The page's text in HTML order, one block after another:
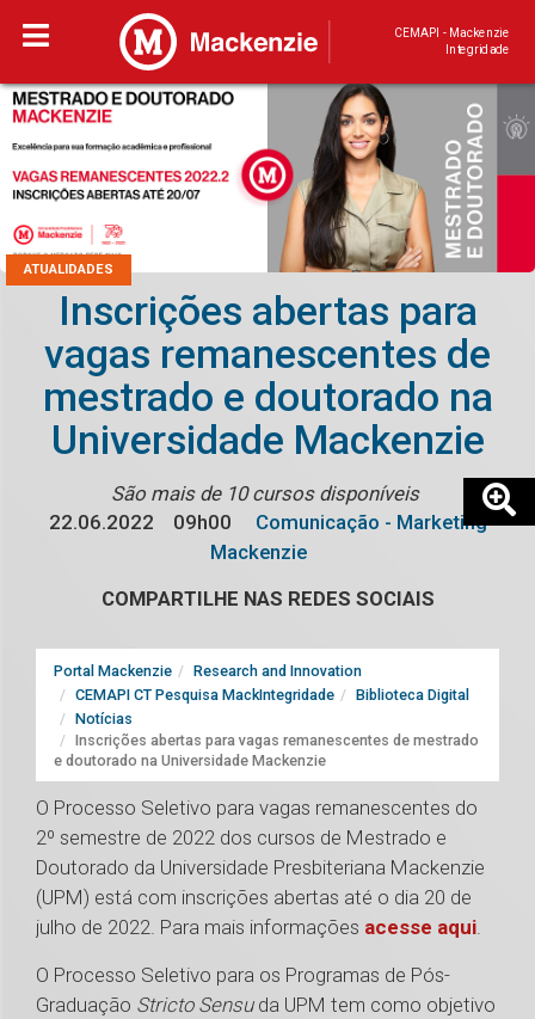
CEMAPI - Mackenzie
Integridade
ATUALIDADES
Inscrições abertas para
vagas remanescentes de
mestrado e doutorado na
Universidade Mackenzie
São mais de 10 cursos disponíveis
22.06.2022
09h00
Comunicação - Marketing
Mackenzie
COMPARTILHE NAS REDES SOCIAIS
Portal Mackenzie
Research and Innovation
CEMAPI CT Pesquisa MackIntegridade
Biblioteca Digital
Notícias
Inscrições abertas para vagas remanescentes de mestrado
e doutorado na Universidade Mackenzie
O Processo Seletivo para vagas remanescentes do
2º semestre de 2022 dos cursos de Mestrado e
Doutorado da Universidade Presbiteriana Mackenzie
(UPM) está com inscrições abertas até o dia 20 de
julho de 2022. Para mais informações acesse aqui.
O Processo Seletivo para os Programas de Pós-
Graduação Stricto Sensuda UPM tem como objetivo